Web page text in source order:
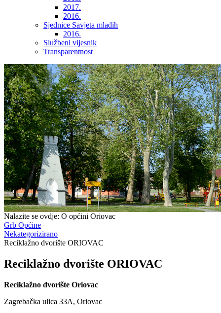
2017.
2016.
Sjednice Savjeta mladih
2016.
Službeni vijesnik
Transparentnost
Nalazite se ovdje: O općini Oriovac
Grb Općine
Nekategorizirano
Reciklažno dvorište ORIOVAC
Reciklažno dvorište ORIOVAC
Reciklažno dvorište Oriovac
Zagrebačka ulica 33A, Oriovac